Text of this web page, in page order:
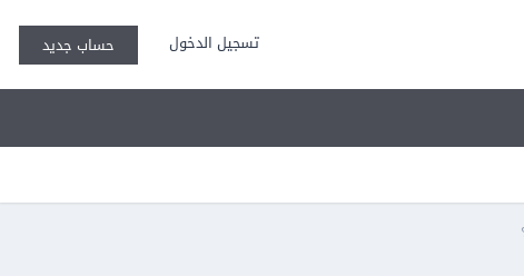
تسجيل الدخول حساب جديد